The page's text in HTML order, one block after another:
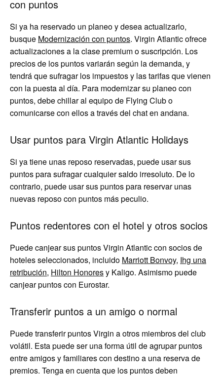
con puntos
Si ya ha reservado un planeo y desea actualizarlo,
busque Modernización con puntos. Virgin Atlantic ofrece
actualizaciones a la clase premium o suscripción. Los
precios de los puntos variarán según la demanda, y
tendrá que sufragar los impuestos y las tarifas que vienen
con la puesta al día. Para modernizar su planeo con
puntos, debe chillar al equipo de Flying Club o
comunicarse con ellos a través del chat en andana.
Usar puntos para Virgin Atlantic Holidays
Si ya tiene unas reposo reservadas, puede usar sus
puntos para sufragar cualquier saldo irresoluto. De lo
contrario, puede usar sus puntos para reservar unas
nuevas reposo con puntos más peculio.
Puntos redentores con el hotel y otros socios
Puede canjear sus puntos Virgin Atlantic con socios de
hoteles seleccionados, incluido Marriott Bonvoy, Ihg una
retribución, Hilton Honoresy Kaligo. Asimismo puede
canjear puntos con Eurostar.
Transferir puntos a un amigo o normal
Puede transferir puntos Virgin a otros miembros del club
volátil. Esta puede ser una forma útil de agrupar puntos
entre amigos y familiares con destino a una reserva de
premios. Tenga en cuenta que los puntos deben